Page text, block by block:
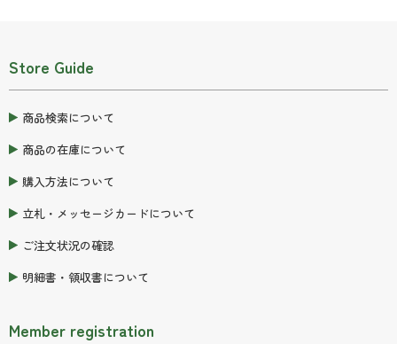
Store Guide
商品検索について
商品の在庫について
購入方法について
立札・メッセージカードについて
ご注文状況の確認
明細書・領収書について
Member registration